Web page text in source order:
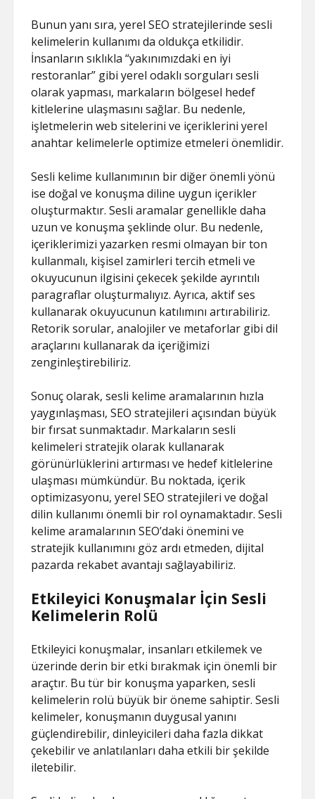
Bunun yanı sıra, yerel SEO stratejilerinde sesli
kelimelerin kullanımı da oldukça etkilidir.
İnsanların sıklıkla “yakınımızdaki en iyi
restoranlar” gibi yerel odaklı sorguları sesli
olarak yapması, markaların bölgesel hedef
kitlelerine ulaşmasını sağlar. Bu nedenle,
işletmelerin web sitelerini ve içeriklerini yerel
anahtar kelimelerle optimize etmeleri önemlidir.
Sesli kelime kullanımının bir diğer önemli yönü
ise doğal ve konuşma diline uygun içerikler
oluşturmaktır. Sesli aramalar genellikle daha
uzun ve konuşma şeklinde olur. Bu nedenle,
içeriklerimizi yazarken resmi olmayan bir ton
kullanmalı, kişisel zamirleri tercih etmeli ve
okuyucunun ilgisini çekecek şekilde ayrıntılı
paragraflar oluşturmalıyız. Ayrıca, aktif ses
kullanarak okuyucunun katılımını artırabiliriz.
Retorik sorular, analojiler ve metaforlar gibi dil
araçlarını kullanarak da içeriğimizi
zenginleştirebiliriz.
Sonuç olarak, sesli kelime aramalarının hızla
yaygınlaşması, SEO stratejileri açısından büyük
bir fırsat sunmaktadır. Markaların sesli
kelimeleri stratejik olarak kullanarak
görünürlüklerini artırması ve hedef kitlelerine
ulaşması mümkündür. Bu noktada, içerik
optimizasyonu, yerel SEO stratejileri ve doğal
dilin kullanımı önemli bir rol oynamaktadır. Sesli
kelime aramalarının SEO’daki önemini ve
stratejik kullanımını göz ardı etmeden, dijital
pazarda rekabet avantajı sağlayabiliriz.
Etkileyici Konuşmalar İçin Sesli
Kelimelerin Rolü
Etkileyici konuşmalar, insanları etkilemek ve
üzerinde derin bir etki bırakmak için önemli bir
araçtır. Bu tür bir konuşma yaparken, sesli
kelimelerin rolü büyük bir öneme sahiptir. Sesli
kelimeler, konuşmanın duygusal yanını
güçlendirebilir, dinleyicileri daha fazla dikkat
çekebilir ve anlatılanları daha etkili bir şekilde
iletebilir.